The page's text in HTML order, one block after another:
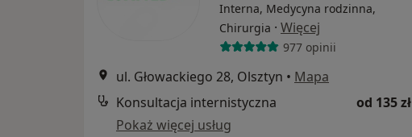
Interna, Medycyna rodzinna,
Chirurgia · Więcej
977 opinii
ul. Głowackiego 28, Olsztyn • Mapa
Konsultacja internistyczna
od 135 zł
Pokaż więcej usług